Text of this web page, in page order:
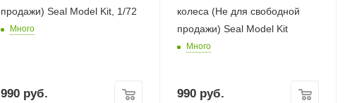
продажи) Seal Model Kit, 1/72
Много
990 руб.
колеса (Не для свободной
продажи) Seal Model Kit
Много
990 руб.